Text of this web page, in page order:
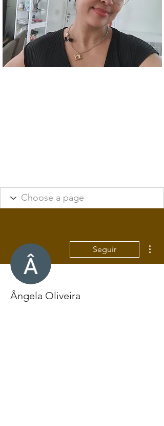
Seguir
Ângela Oliveira